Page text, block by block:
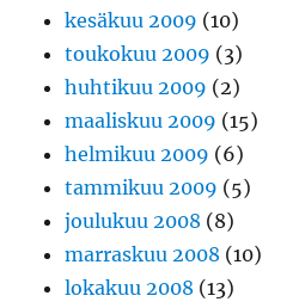
kesäkuu 2009 (10)
toukokuu 2009 (3)
huhtikuu 2009 (2)
maaliskuu 2009 (15)
helmikuu 2009 (6)
tammikuu 2009 (5)
joulukuu 2008 (8)
marraskuu 2008 (10)
lokakuu 2008 (13)